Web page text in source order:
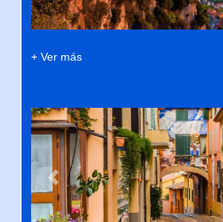
+ Ver más
Previous